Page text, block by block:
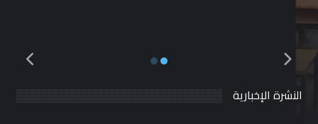
النشرة الإخبارية